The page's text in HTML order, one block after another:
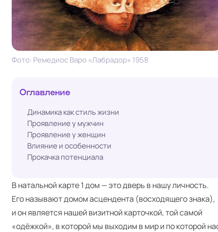
Фото: Ремедиос Варо «Лабрадор» 1958
Оглавление
Динамика как стиль жизни
Проявление у мужчин
Проявление у женщин
Влияние и особенности
Прокачка потенциала
В натальной карте 1 дом — это дверь в нашу личность.
Его называют домом асцендента (восходящего знака),
и он является нашей визитной карточкой, той самой
«одёжкой», в которой мы выходим в мир и по которой